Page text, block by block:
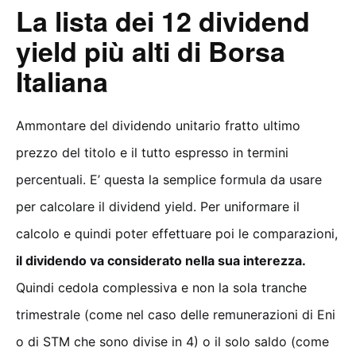
La lista dei 12 dividend
yield più alti di Borsa
Italiana
Ammontare del dividendo unitario fratto ultimo
prezzo del titolo e il tutto espresso in termini
percentuali. E’ questa la semplice formula da usare
per calcolare il dividend yield. Per uniformare il
calcolo e quindi poter effettuare poi le comparazioni,
il dividendo va considerato nella sua interezza.
Quindi cedola complessiva e non la sola tranche
trimestrale (come nel caso delle remunerazioni di Eni
o di STM che sono divise in 4) o il solo saldo (come